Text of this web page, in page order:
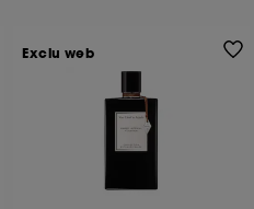
Exclu web